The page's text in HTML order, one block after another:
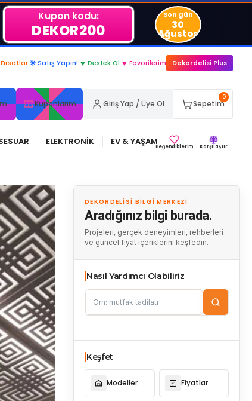
Kupon kodu:
DEKOR200
Son gün
30
Ağustos
Fırsatlar ☀ Satış Yapın! ♥ Destek Ol ♥ Favorilerim Dekordelisi Plus
Kuponlarım Giriş Yap / Üye Ol
0
Sepetim
ELEKTRONİK EV & YAŞAMBeğendiklerim Karşılaştır
DEKORDELISI BILGI MERKEZI
Aradığınız bilgi burada.
Projeleri, gerçek deneyimleri, rehberleri
ve güncel fiyat içeriklerini keşfedin.
Nasıl Yardımcı Olabiliriz
Keşfet
Modeller Fiyatlar